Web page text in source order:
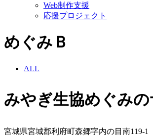
Web制作支援
応援プロジェクト
めぐみＢ
ALL
みやぎ生協めぐみ
宮城県宮城郡利府町森郷字内の目南119-1